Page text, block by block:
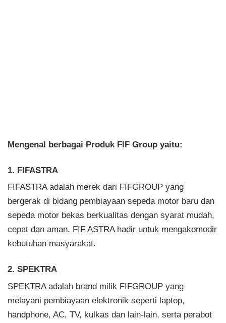
Mengenal berbagai Produk FIF Group yaitu:
1. FIFASTRA
FIFASTRA adalah merek dari FIFGROUP yang
bergerak di bidang pembiayaan sepeda motor baru dan
sepeda motor bekas berkualitas dengan syarat mudah,
cepat dan aman. FIF ASTRA hadir untuk mengakomodir
kebutuhan masyarakat.
2. SPEKTRA
SPEKTRA adalah brand milik FIFGROUP yang
melayani pembiayaan elektronik seperti laptop,
handphone, AC, TV, kulkas dan lain-lain, serta perabot